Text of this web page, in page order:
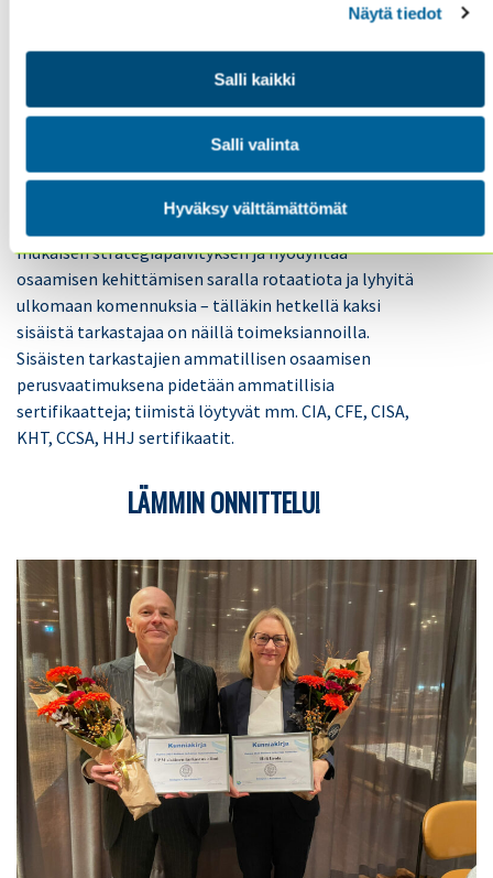
Näytä tiedot
Salli kaikki
Salli valinta
Hyväksy välttämättömät
Suomessa ja ulkomailla. Yhteistyökyvykkyys nähdään
UPM sisäisen tarkastuksen saaman palautteen
perusteella tarkastusasiakkaat ja tarkastusvaliokunta
ovat olleet keskimäärin erittäin tyytyväisiä sisäisen
tarkastuksen työhön. Tiimi tekee 1-2 vuoden välein
ammatillisen IPPF -viitekehyksen (IPPF = The
International Professional Practices Framework)
mukaisen strategiapäivityksen ja hyödyntää
osaamisen kehittämisen saralla rotaatiota ja lyhyitä
ulkomaan komennuksia – tälläkin hetkellä kaksi
sisäistä tarkastajaa on näillä toimeksiannoilla.
Sisäisten tarkastajien ammatillisen osaamisen
perusvaatimuksena pidetään ammatillisia
sertifikaatteja; tiimistä löytyvät mm. CIA, CFE, CISA,
KHT, CCSA, HHJ sertifikaatit.
LÄMMIN ONNITTELU!